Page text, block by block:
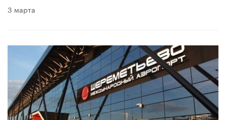
3 марта